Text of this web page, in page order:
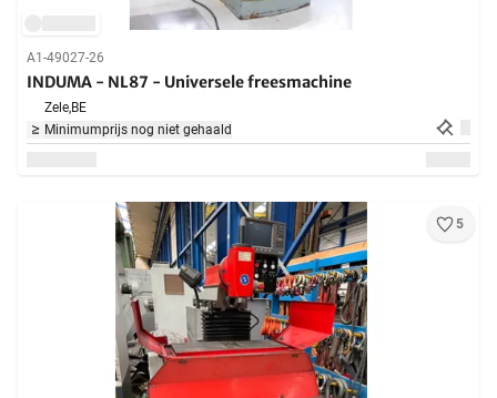
A1-49027-26
INDUMA - NL87 - Universele freesmachine
Zele,BE
Minimumprijs nog niet gehaald
5